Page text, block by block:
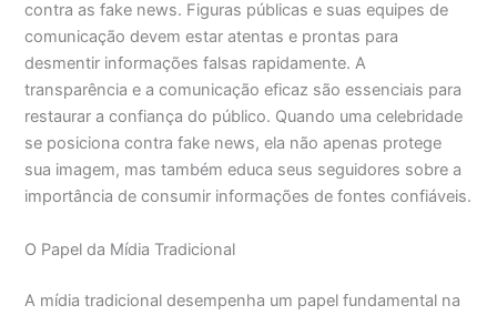
contra as fake news. Figuras públicas e suas equipes de
comunicação devem estar atentas e prontas para
desmentir informações falsas rapidamente. A
transparência e a comunicação eficaz são essenciais para
restaurar a confiança do público. Quando uma celebridade
se posiciona contra fake news, ela não apenas protege
sua imagem, mas também educa seus seguidores sobre a
importância de consumir informações de fontes confiáveis.
O Papel da Mídia Tradicional
A mídia tradicional desempenha um papel fundamental na